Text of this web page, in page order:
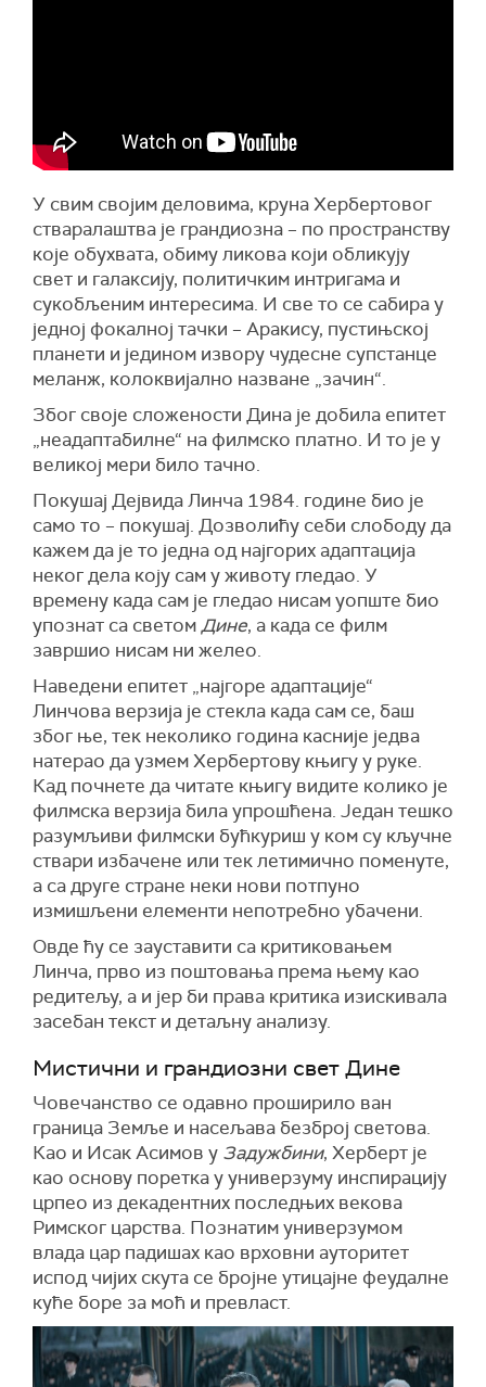
У свим својим деловима, круна Хербертовог
стваралаштва је грандиозна – по пространству
које обухвата, обиму ликова који обликују
свет и галаксију, политичким интригама и
сукобљеним интересима. И све то се сабира у
једној фокалној тачки – Аракису, пустињској
планети и једином извору чудесне супстанце
меланж, колоквијално назване „зачин“.
Због своје сложености Дина је добила епитет
„неадаптабилне“ на филмско платно. И то је у
великој мери било тачно.
Покушај Дејвида Линча 1984. године био је
само то – покушај. Дозволићу себи слободу да
кажем да је то једна од најгорих адаптација
неког дела коју сам у животу гледао. У
времену када сам је гледао нисам уопште био
упознат са светомДине, а када се филм
завршио нисам ни желео.
Наведени епитет „најгоре адаптације“
Линчова верзија је стекла када сам се, баш
због ње, тек неколико година касније једва
натерао да узмем Хербертову књигу у руке.
Кад почнете да читате књигу видите колико је
филмска верзија била упрошћена. Један тешко
разумљиви филмски бућкуриш у ком су кључне
ствари избачене или тек летимично поменуте,
а са друге стране неки нови потпуно
измишљени елементи непотребно убачени.
Овде ћу се зауставити са критиковањем
Линча, прво из поштовања према њему као
редитељу, а и јер би права критика изискивала
засебан текст и детаљну анализу.
Мистични и грандиозни свет Дине
Човечанство се одавно проширило ван
граница Земље и насељава безброј светова.
Као и Исак Асимов у Задужбини, Херберт је
као основу поретка у универзуму инспирацију
црпео из декадентних последњих векова
Римског царства. Познатим универзумом
влада цар падишах као врховни ауторитет
испод чијих скута се бројне утицајне феудалне
куће боре за моћ и превласт.